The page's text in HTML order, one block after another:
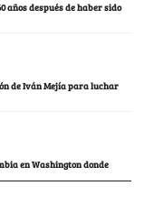
años después de haber sido
de Iván Mejía para luchar
en Washington donde